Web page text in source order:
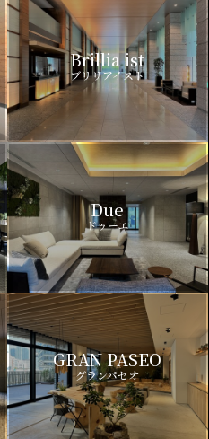
Brillia ist
ブリリアイスト
Due
ドゥーエ
GRAN PASEO
グランパセオ